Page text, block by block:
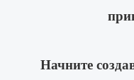
Начните